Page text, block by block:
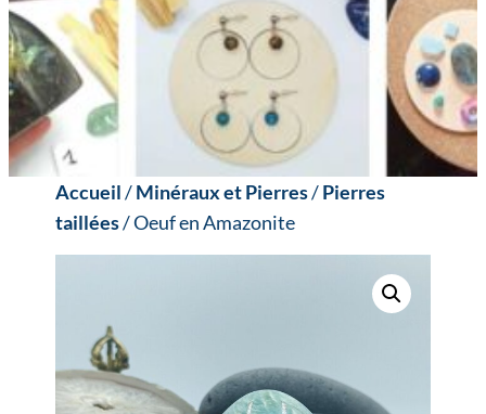
Accueil/Minéraux et Pierres/Pierres
taillées/ Oeuf en Amazonite